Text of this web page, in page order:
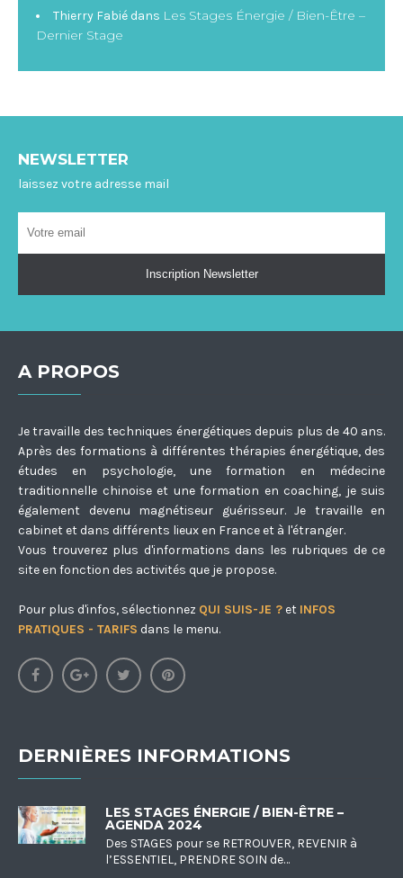
Thierry Fabié dans Les Stages Énergie / Bien-Être –
Dernier Stage
NEWSLETTER
laissez votre adresse mail
A PROPOS
Je travaille des techniques énergétiques depuis plus de 40 ans.
Après des formations à différentes thérapies énergétique, des
études en psychologie, une formation en médecine
traditionnelle chinoise et une formation en coaching, je suis
également devenu magnétiseur guérisseur. Je travaille en
cabinet et dans différents lieux en France et à l'étranger.
Vous trouverez plus d'informations dans les rubriques de ce
site en fonction des activités que je propose.
Pour plus d'infos, sélectionnez QUI SUIS-JE ? et INFOS
PRATIQUES - TARIFS dans le menu.
DERNIÈRES INFORMATIONS
LES STAGES ÉNERGIE / BIEN-ÊTRE –
AGENDA 2024
Des STAGES pour se RETROUVER, REVENIR à
l’ESSENTIEL, PRENDRE SOIN de…